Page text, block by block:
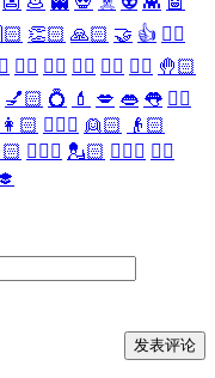
👏🏻 🙏🏻 🤝 👍 👎🏻
👉🏻 👆🏻 👇🏻 ☝🏻 ✋🏻 🤚🏻
💅🏻 💍 💄 💋 👄 👅 👂🏻
👩🏻 👱🏻‍♀️ 👱🏻
👴🏻
💂🏻‍♀️ 💂🏻 🕵🏻‍♀️ 🕵🏻